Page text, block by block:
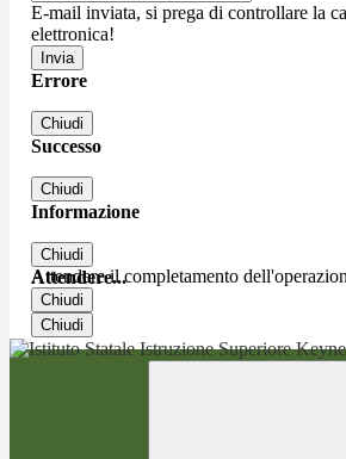
E-mail inviata, si prega di controllare la
elettronica!
Errore
Chiudi
Successo
Chiudi
Informazione
Chiudi
Attendere...
Attendere il completamento
Chiudi
Chiudi